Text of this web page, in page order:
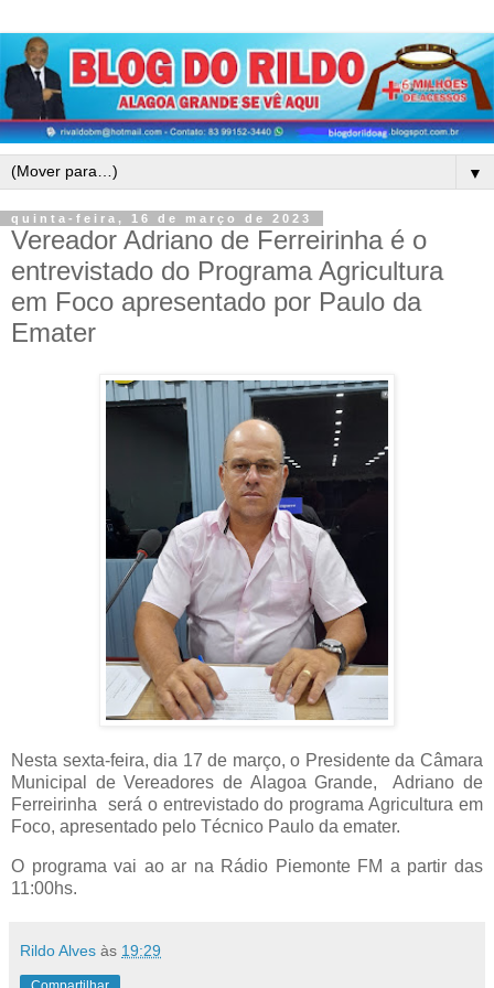
▼
quinta-feira, 16 de março de 2023
Vereador Adriano de Ferreirinha é o
entrevistado do Programa Agricultura
em Foco apresentado por Paulo da
Emater
Nesta sexta-feira, dia 17 de março, o Presidente da Câmara
Municipal de Vereadores de Alagoa Grande, Adriano de
Ferreirinha será o entrevistado do programa Agricultura em
Foco, apresentado pelo Técnico Paulo da emater.
O programa vai ao ar na Rádio Piemonte FM a partir das
11:00hs.
Rildo Alves às 19:29